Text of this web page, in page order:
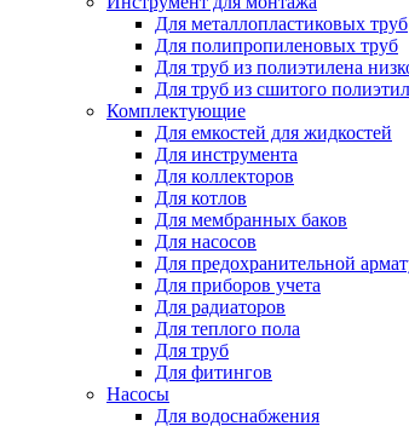
Для металлопластиковых труб
Для полипропиленовых труб
Для труб из полиэтилена
Для труб из сшитого
Комплектующие
Для емкостей для жидкостей
Для инструмента
Для коллекторов
Для котлов
Для мембранных баков
Для насосов
Для предохранительной
Для приборов учета
Для радиаторов
Для теплого пола
Для труб
Для фитингов
Насосы
Для водоснабжения